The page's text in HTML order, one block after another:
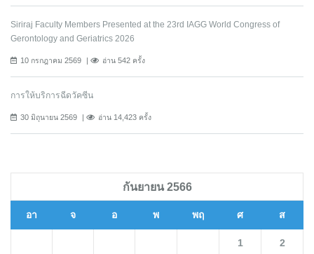
Siriraj Faculty Members Presented at the 23rd IAGG World Congress of
Gerontology and Geriatrics 2026
10 กรกฎาคม 2569 อ่าน 542 ครั้ง
การให้บริการฉีดวัคซีน
30 มิถุนายน 2569 อ่าน 14,423 ครั้ง
กันยายน 2566
อา จ อ พ พฤ ศ ส
1 2